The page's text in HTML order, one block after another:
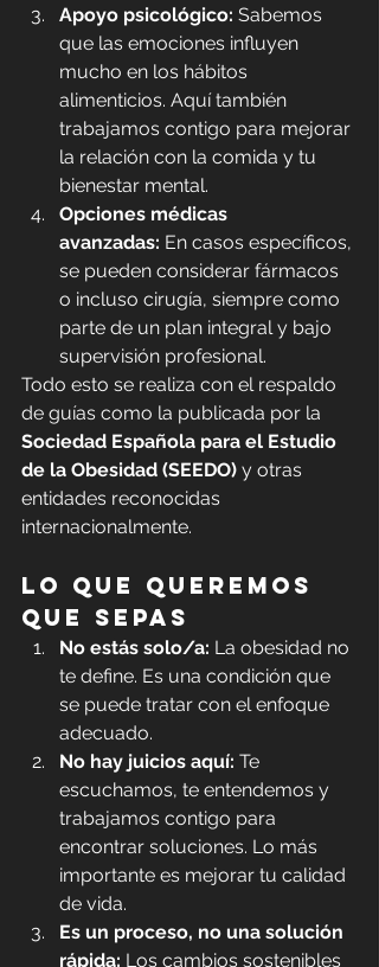
Apoyo psicológico: Sabemos
que las emociones influyen
mucho en los hábitos
alimenticios. Aquí también
trabajamos contigo para mejorar
la relación con la comida y tu
bienestar mental.
Opciones médicas
avanzadas: En casos específicos,
se pueden considerar fármacos
o incluso cirugía, siempre como
parte de un plan integral y bajo
supervisión profesional.
Todo esto se realiza con el respaldo
de guías como la publicada por la
Sociedad Española para el Estudio
de la Obesidad (SEEDO) y otras
entidades reconocidas
internacionalmente.
Lo que queremos
que sepas
No estás solo/a: La obesidad no
te define. Es una condición que
se puede tratar con el enfoque
adecuado.
No hay juicios aquí: Te
escuchamos, te entendemos y
trabajamos contigo para
encontrar soluciones. Lo más
importante es mejorar tu calidad
de vida.
Es un proceso, no una solución
rápida: Los cambios sostenibles